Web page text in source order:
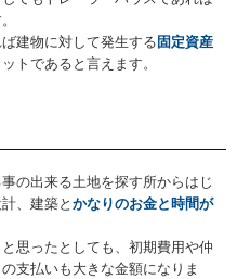
建物に対して発生する 固定資産
トであると言えます。
の出来る土地を探す所からはじ
、建築と かなりのお金と時間が
思ったとしても、初期費用や仲
支払いも大きな金額になりま